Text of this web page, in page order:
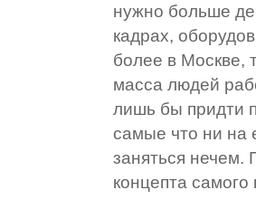
нужно больше
кадрах,
более в Москве,
масса людей
лишь бы придти
самые что ни на
заняться
концепта